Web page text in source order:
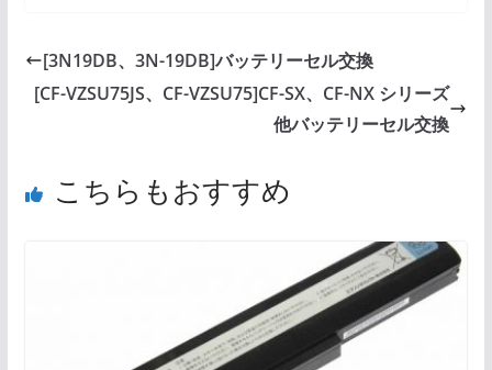
[3N19DB、3N-19DB]バッテリーセル交換
[CF-VZSU75JS、CF-VZSU75]CF-SX、CF-NX シリーズ
他バッテリーセル交換
こちらもおすすめ